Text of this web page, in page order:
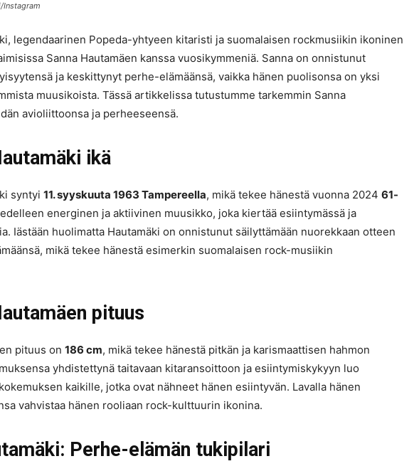
Instagram
legendaarinen Popeda-yhtyeen kitaristi ja suomalaisen rockmusiikin ikoninen
Sanna Hautamäen kanssa vuosikymmeniä. Sanna on onnistunut
ja keskittynyt perhe-elämäänsä, vaikka hänen puolisonsa on yksi
muusikoista. Tässä artikkelissa tutustumme tarkemmin Sanna
avioliittoonsa ja perheeseensä.
ikä
syntyi 11. syyskuuta 1963 Tampereella, mikä tekee hänestä vuonna 2024 61-
energinen ja aktiivinen muusikko, joka kiertää esiintymässä ja
Iästään huolimatta Hautamäki on onnistunut säilyttämään nuorekkaan otteen
mikä tekee hänestä esimerkin suomalaisen rock-musiikin
pituus
pituus on 186 cm, mikä tekee hänestä pitkän ja karismaattisen hahmon
yhdistettynä taitavaan kitaransoittoon ja esiintymiskykyyn luo
kaikille, jotka ovat nähneet hänen esiintyvän. Lavalla hänen
vahvistaa hänen rooliaan rock-kulttuurin ikonina.
Perhe-elämän tukipilari